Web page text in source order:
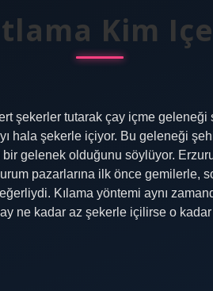
Kim
şekerler tutarak çay içme geleneği
hala şekerle içiyor. Bu geleneği
gelenek olduğunu söylüyor.
pazarlarına ilk önce gemilerle,
Kılama yöntemi aynı
ne kadar az şekerle içilirse o